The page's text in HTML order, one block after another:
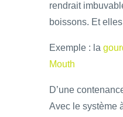
rendrait
boissons. Et
Exemple : la
Mouth
D’une
Avec le système